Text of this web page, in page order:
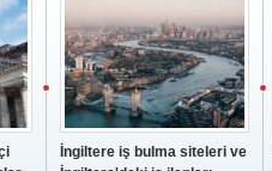
İngiltere iş bulma siteleri ve